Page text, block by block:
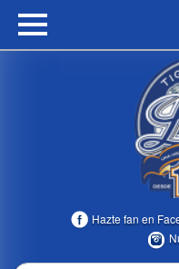
HOME
Hazte fan en